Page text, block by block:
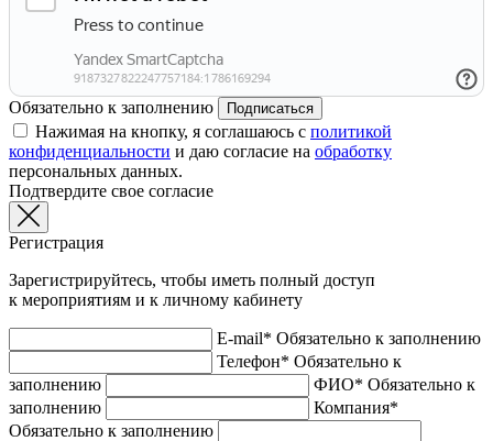
Обязательно к заполнению Подписаться
Нажимая на кнопку, я соглашаюсь с политикой
конфиденциальности и даю согласие на обработку
персональных данных.
Подтвердите свое согласие
Регистрация
Зарегистрируйтесь, чтобы иметь полный доступ
к мероприятиям и к личному кабинету
E-mail* Обязательно к заполнению
Телефон* Обязательно к
заполнению
ФИО* Обязательно к
заполнению
Компания*
Обязательно к заполнению